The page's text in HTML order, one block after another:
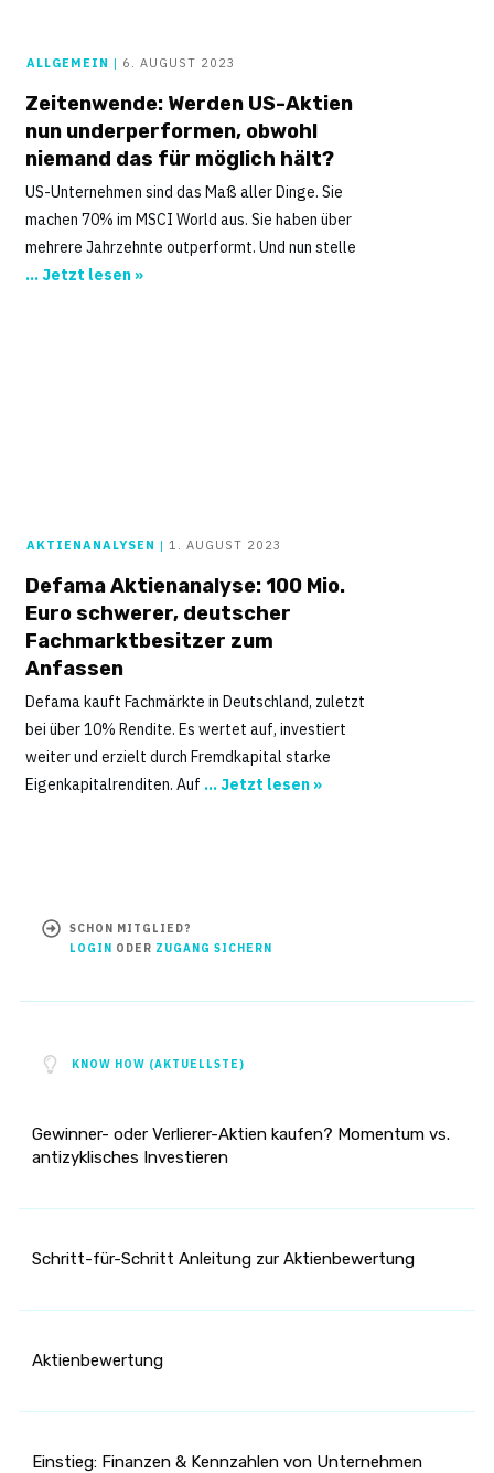
ALLGEMEIN | 6. AUGUST 2023
Zeitenwende: Werden US-Aktien
nun underperformen, obwohl
niemand das für möglich hält?
US-Unternehmen sind das Maß aller Dinge. Sie
machen 70% im MSCI World aus. Sie haben über
mehrere Jahrzehnte outperformt. Und nun stelle
... Jetzt lesen »
AKTIENANALYSEN | 1. AUGUST 2023
Defama Aktienanalyse: 100 Mio.
Euro schwerer, deutscher
Fachmarktbesitzer zum
Anfassen
Defama kauft Fachmärkte in Deutschland, zuletzt
bei über 10% Rendite. Es wertet auf, investiert
weiter und erzielt durch Fremdkapital starke
Eigenkapitalrenditen. Auf ... Jetzt lesen »
SCHON MITGLIED?
LOGIN ODER ZUGANG SICHERN
KNOW HOW (AKTUELLSTE)
Gewinner- oder Verlierer-Aktien kaufen? Momentum vs.
antizyklisches Investieren
Schritt-für-Schritt Anleitung zur Aktienbewertung
Aktienbewertung
Einstieg: Finanzen & Kennzahlen von Unternehmen